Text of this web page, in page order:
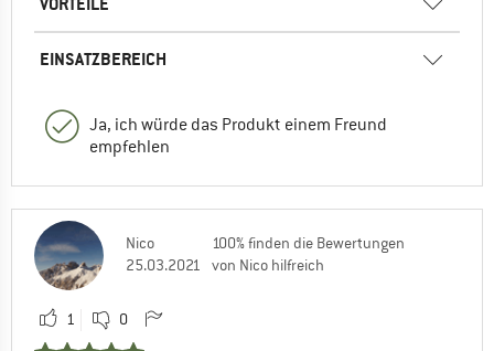
EINSATZBEREICH
Ja, ich würde das Produkt einem Freund
empfehlen
Nico
25.03.2021
100% finden die Bewertungen
von Nico hilfreich
1 0